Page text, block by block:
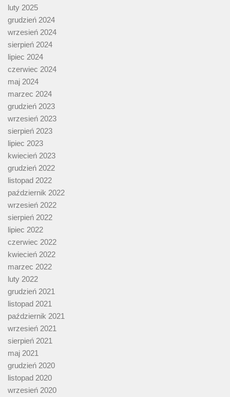
luty 2025
grudzień 2024
wrzesień 2024
sierpień 2024
lipiec 2024
czerwiec 2024
maj 2024
marzec 2024
grudzień 2023
wrzesień 2023
sierpień 2023
lipiec 2023
kwiecień 2023
grudzień 2022
listopad 2022
październik 2022
wrzesień 2022
sierpień 2022
lipiec 2022
czerwiec 2022
kwiecień 2022
marzec 2022
luty 2022
grudzień 2021
listopad 2021
październik 2021
wrzesień 2021
sierpień 2021
maj 2021
grudzień 2020
listopad 2020
wrzesień 2020